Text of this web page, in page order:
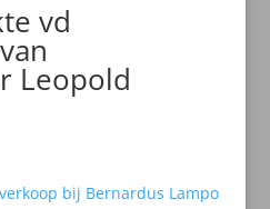
vd
Leopold